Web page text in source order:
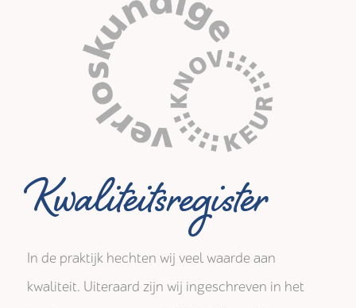
Kwaliteitsregister
In de praktijk hechten wij veel waarde aan
kwaliteit. Uiteraard zijn wij ingeschreven in het